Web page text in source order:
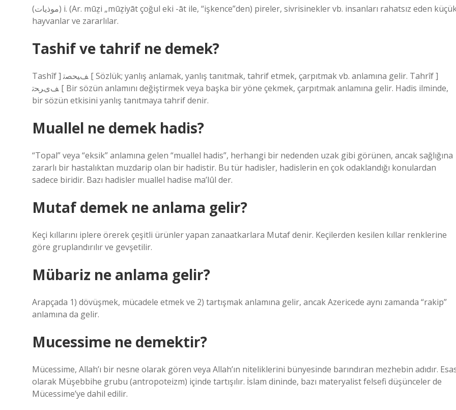
(ﻣﻮﺫﻳﺎﺕ) i. (Ar. mūẕі „mūẕiyāt çoğul eki -āt ile, “işkence”den) pireler, sivrisinekler vb. insanları rahatsız eden küçük
hayvanlar ve zararlılar.
Tashif ve tahrif ne demek?
Tashîf ] ﻒﻴﺤﺼﺗ [ Sözlük; yanlış anlamak, yanlış tanıtmak, tahrif etmek, çarpıtmak vb. anlamına gelir. Tahrîf ]
ﻒیﺮﺤﺗ [ Bir sözün anlamını değiştirmek veya başka bir yöne çekmek, çarpıtmak anlamına gelir. Hadis ilminde,
bir sözün etkisini yanlış tanıtmaya tahrif denir.
Muallel ne demek hadis?
“Topal” veya “eksik” anlamına gelen “muallel hadis”, herhangi bir nedenden uzak gibi görünen, ancak sağlığına
zararlı bir hastalıktan muzdarip olan bir hadistir. Bu tür hadisler, hadislerin en çok odaklandığı konulardan
sadece biridir. Bazı hadisler muallel hadise ma’lûl der.
Mutaf demek ne anlama gelir?
Keçi kıllarını iplere örerek çeşitli ürünler yapan zanaatkarlara Mutaf denir. Keçilerden kesilen kıllar renklerine
göre gruplandırılır ve gevşetilir.
Mübariz ne anlama gelir?
Arapçada 1) dövüşmek, mücadele etmek ve 2) tartışmak anlamına gelir, ancak Azericede aynı zamanda “rakip”
anlamına da gelir.
Mucessime ne demektir?
Mücessime, Allah’ı bir nesne olarak gören veya Allah’ın niteliklerini bünyesinde barındıran mezhebin adıdır.
olarak Müşebbihe grubu (antropoteizm) içinde tartışılır. İslam dininde, bazı materyalist felsefi düşünceler de
Mücessime’ye dahil edilir.